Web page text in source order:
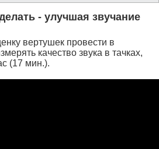
- улучшая звучание
вертушек провести в
качество звука в тачках,
(17 мин.).